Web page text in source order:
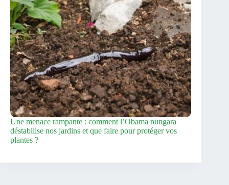
Une menace rampante : comment l’Obama nungara
déstabilise nos jardins et que faire pour protéger vos
plantes ?